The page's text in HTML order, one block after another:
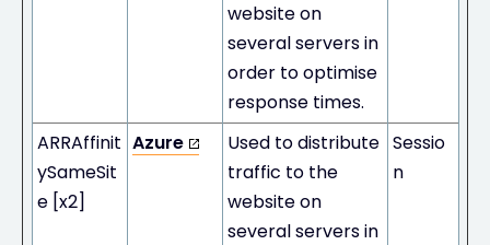
website on
several servers in
order to optimise
response times.
ARRAffinit
ySameSit
e [x2]
Azure
Used to distribute
traffic to the
website on
several servers in
Sessio
n